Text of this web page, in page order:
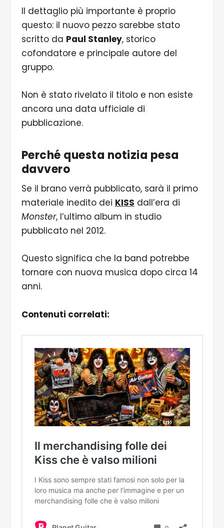
Il dettaglio più importante è proprio
questo: il nuovo pezzo sarebbe stato
scritto da Paul Stanley, storico
cofondatore e principale autore del
gruppo.
Non è stato rivelato il titolo e non esiste
ancora una data ufficiale di
pubblicazione.
Perché questa notizia pesa
davvero
Se il brano verrà pubblicato, sarà il primo
materiale inedito dei KISS dall’era di
Monster, l’ultimo album in studio
pubblicato nel 2012.
Questo significa che la band potrebbe
tornare con nuova musica dopo circa 14
anni.
Contenuti correlati: